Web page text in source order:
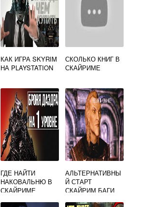
КАК ИГРА SKYRIM
НА PLAYSTATION
СКОЛЬКО КНИГ В
СКАЙРИМЕ
ГДЕ НАЙТИ
НАКОВАЛЬНЮ В
СКАЙРИМЕ
АЛЬТЕРНАТИВНЫ
Й СТАРТ
СКАЙРИМ БАГИ